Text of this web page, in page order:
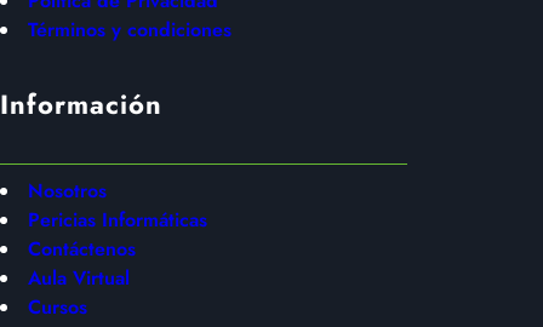
Términos y condiciones
Información
Nosotros
Pericias Informáticas
Contáctenos
Aula Virtual
Cursos